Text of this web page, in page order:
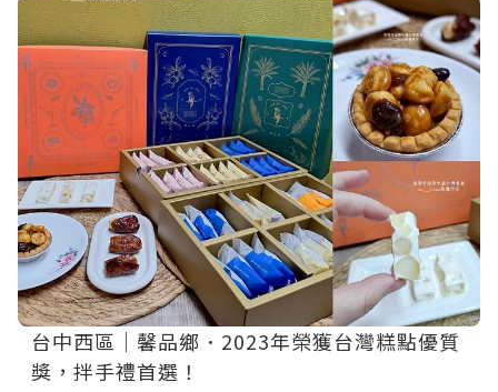
台中西區｜馨品鄉．2023年榮獲台灣糕點優質
獎，拌手禮首選！